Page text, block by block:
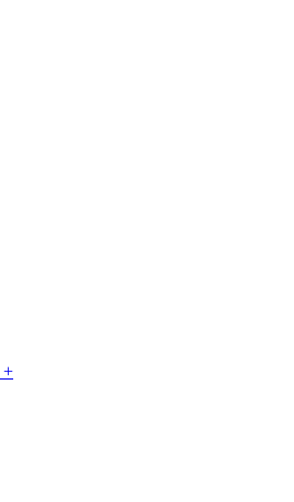
+